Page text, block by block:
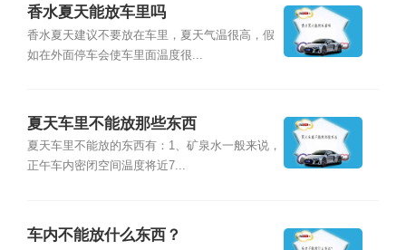
香水夏天能放车里吗
香水夏天建议不要放在车里，夏天气温很高，假
如在外面停车会使车里面温度很...
夏天车里不能放那些东西
夏天车里不能放的东西有：1、矿泉水一般来说，
正午车内密闭空间温度将近7...
车内不能放什么东西？